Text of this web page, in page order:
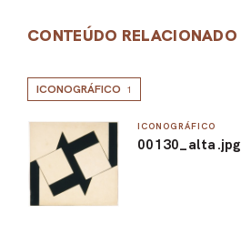
CONTEÚDO RELACIONADO
ICONOGRÁFICO 1
ICONOGRÁFICO
00130_alta.jpg